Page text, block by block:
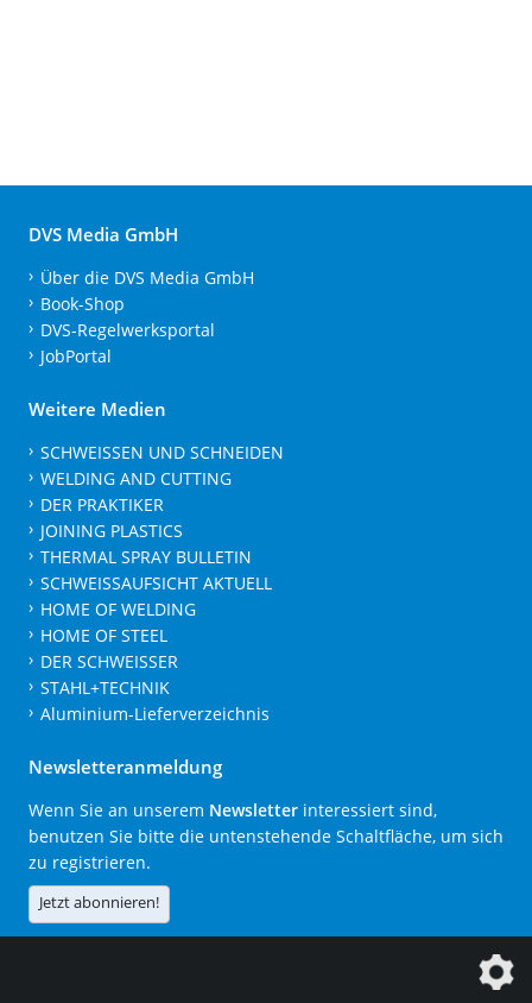
DVS Media GmbH
Über die DVS Media GmbH
Book-Shop
DVS-Regelwerksportal
JobPortal
Weitere Medien
SCHWEISSEN UND SCHNEIDEN
WELDING AND CUTTING
DER PRAKTIKER
JOINING PLASTICS
THERMAL SPRAY BULLETIN
SCHWEISSAUFSICHT AKTUELL
HOME OF WELDING
HOME OF STEEL
DER SCHWEISSER
STAHL+TECHNIK
Aluminium-Lieferverzeichnis
Newsletteranmeldung
Wenn Sie an unserem Newsletter interessiert sind,
benutzen Sie bitte die untenstehende Schaltfläche, um sich
zu registrieren.
Jetzt abonnieren!